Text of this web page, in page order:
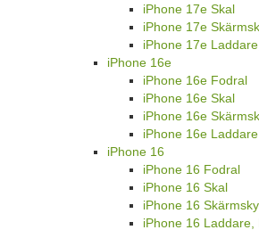
iPhone 17e Skal
iPhone 17e
iPhone 17e
iPhone 16e
iPhone 16e Fodral
iPhone 16e Skal
iPhone 16e
iPhone 16e
iPhone 16
iPhone 16 Fodral
iPhone 16 Skal
iPhone 16
iPhone 16